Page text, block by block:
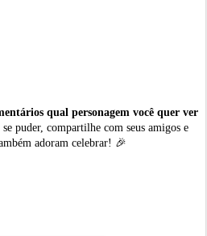
qual personagem você quer ver
se puder, compartilhe com seus amigos e
adoram celebrar! 🎉